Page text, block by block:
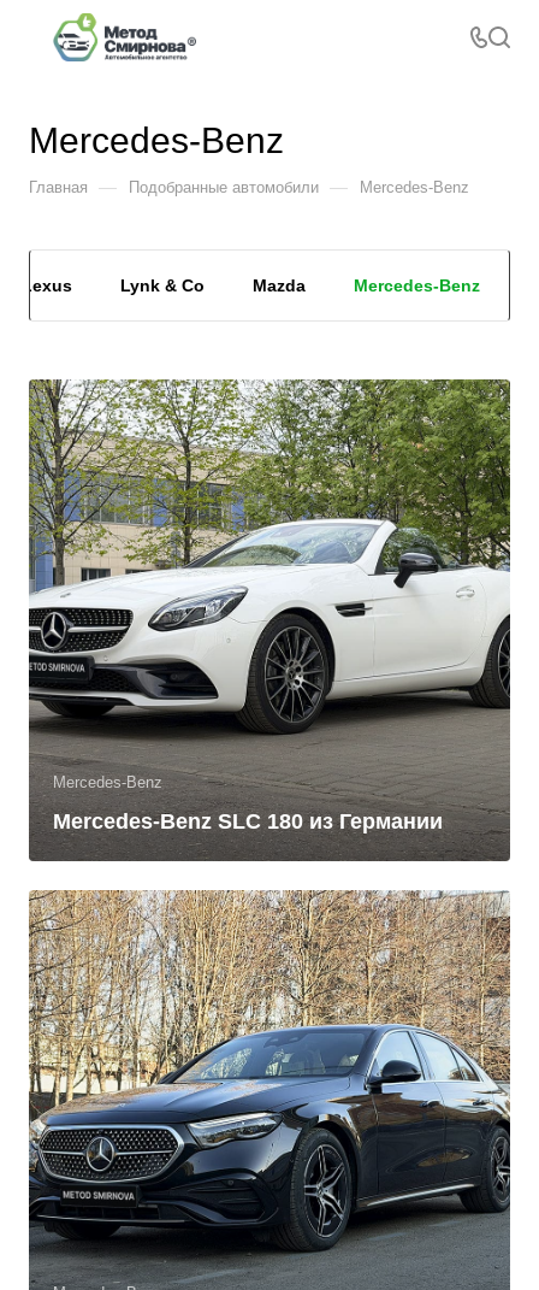
Mercedes-Benz
Главная — Подобранные автомобили — Mercedes-Benz
Lexus Lynk & Co Mazda Mercedes-Benz
Mercedes-Benz
Mercedes-Benz SLC 180 из Германии